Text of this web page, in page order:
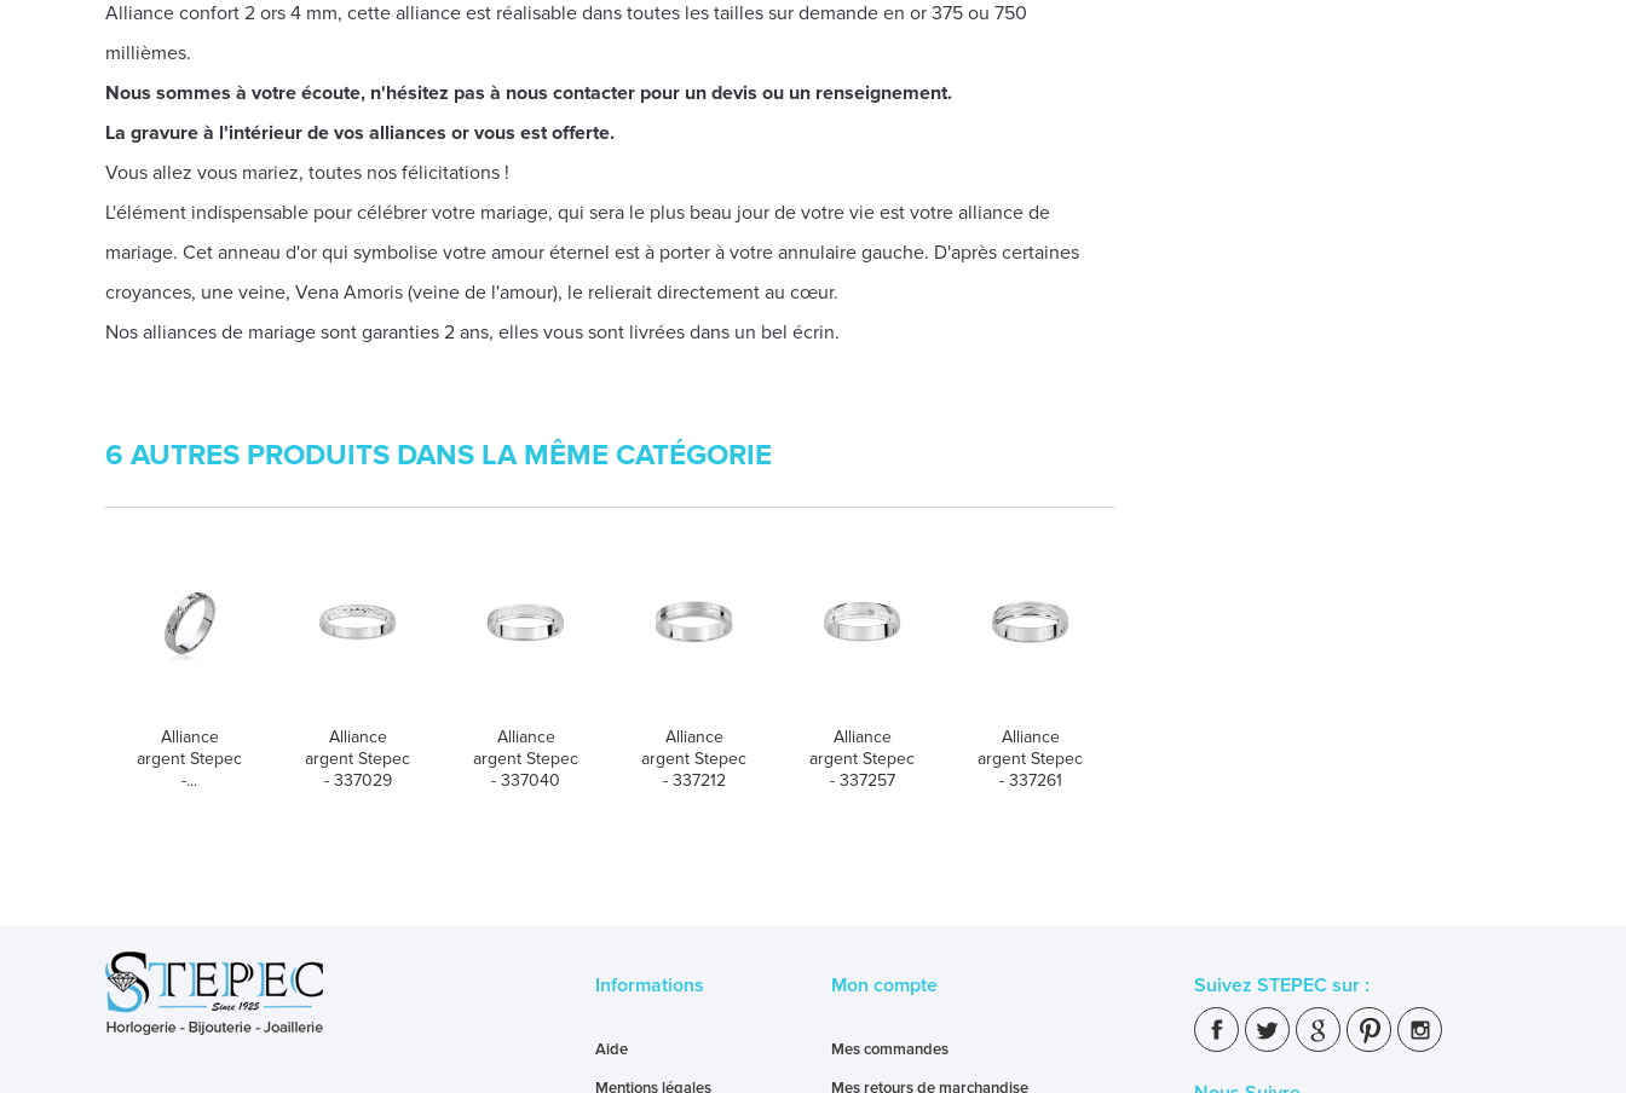
Alliance confort 2 ors 4 mm, cette alliance est réalisable dans toutes les tailles sur demande en or 375 ou 750
millièmes.
Nous sommes à votre écoute, n'hésitez pas à nous contacter pour un devis ou un renseignement.
La gravure à l'intérieur de vos alliances or vous est offerte.
Vous allez vous mariez, toutes nos félicitations !
L'élément indispensable pour célébrer votre mariage, qui sera le plus beau jour de votre vie est votre alliance de
mariage. Cet anneau d'or qui symbolise votre amour éternel est à porter à votre annulaire gauche. D'après certaines
croyances, une veine, Vena Amoris (veine de l'amour), le relierait directement au cœur.
Nos alliances de mariage sont garanties 2 ans, elles vous sont livrées dans un bel écrin.
6 AUTRES PRODUITS DANS LA MÊME CATÉGORIE
Alliance
argent Stepec
-...
Alliance
argent Stepec
- 337029
Alliance
argent Stepec
- 337040
Alliance
argent Stepec
- 337212
Alliance
argent Stepec
- 337257
Alliance
argent Stepec
- 337261
Informations
Aide
Mentions légales
Mon compte
Mes commandes
Mes retours de marchandise
Suivez STEPEC sur :